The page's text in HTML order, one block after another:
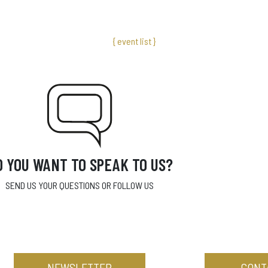
{ event list }
YOU WANT TO SPEAK TO US?
SEND US YOUR QUESTIONS OR FOLLOW US